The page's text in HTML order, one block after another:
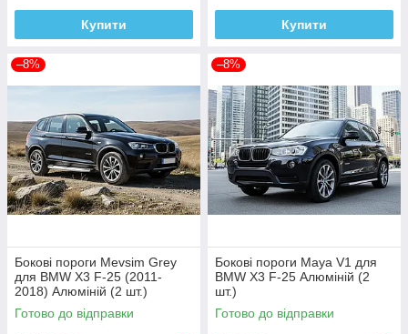
Купити Купити
–8%
Бокові пороги Mevsim Grey
для BMW X3 F-25 (2011-
2018) Алюміній (2 шт.)
Готово до відправки
–8%
Бокові пороги Maya V1 для
BMW X3 F-25 Алюміній (2
шт.)
Готово до відправки